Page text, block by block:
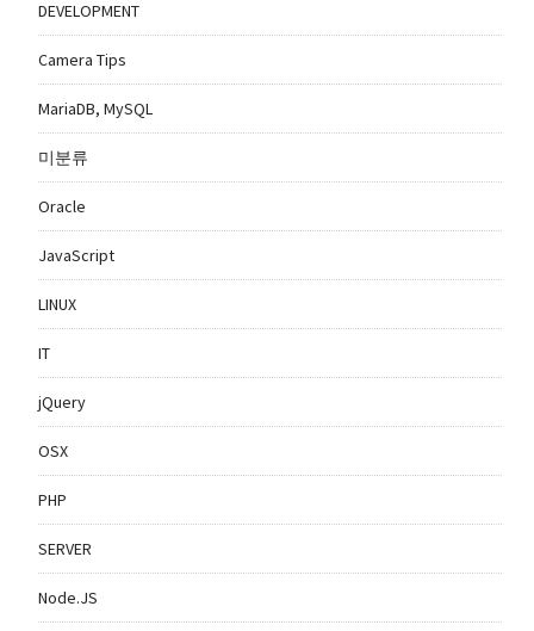
DEVELOPMENT
Camera Tips
MariaDB, MySQL
미분류
Oracle
JavaScript
LINUX
IT
jQuery
OSX
PHP
SERVER
Node.JS